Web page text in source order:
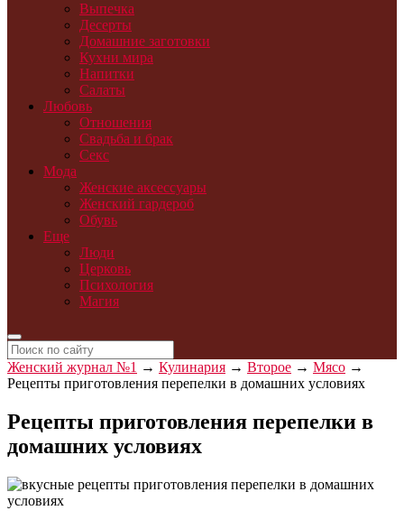
Выпечка
Десерты
Домашние заготовки
Кухни мира
Напитки
Салаты
Любовь
Отношения
Свадьба и брак
Секс
Мода
Женские аксессуары
Женский гардероб
Обувь
Еще
Люди
Церковь
Психология
Магия
Женский журнал №1 → Кулинария → Второе → Мясо →
Рецепты приготовления перепелки в домашних условиях
Рецепты приготовления перепелки в
домашних условиях